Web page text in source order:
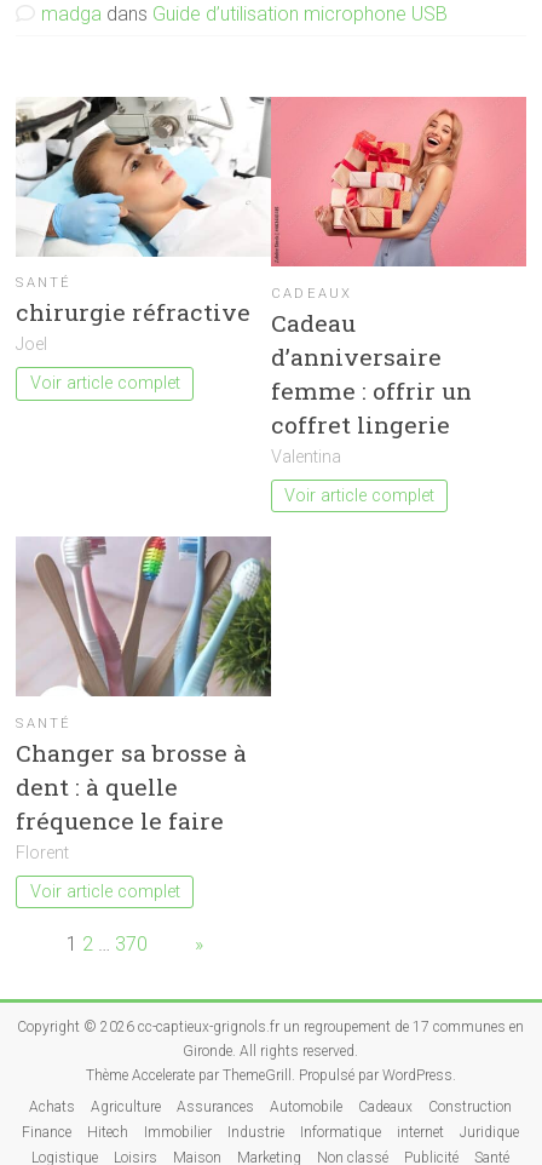
madga dans Guide d’utilisation microphone USB
SANTÉ
chirurgie réfractive
Joel
Voir article complet
CADEAUX
Cadeau
d’anniversaire
femme : offrir un
coffret lingerie
Valentina
Voir article complet
SANTÉ
Changer sa brosse à
dent : à quelle
fréquence le faire
Florent
Voir article complet
Page:1 2 … 370 »
Copyright © 2026cc-captieux-grignols.fr un regroupement de 17 communes en
Gironde. All rights reserved.
Thème Acceleratepar ThemeGrill. Propulsé par WordPress.
Achats
Agriculture Assurances Automobile Cadeaux
Construction
Finance
Hitech Immobilier Industrie Informatique internet
Juridique
Logistique
Loisirs Maison Marketing Non classé Publicité Santé